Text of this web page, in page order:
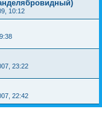
10:12
23:22
22:42